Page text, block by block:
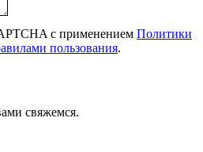
с применением Политики
пользования.
свяжемся.